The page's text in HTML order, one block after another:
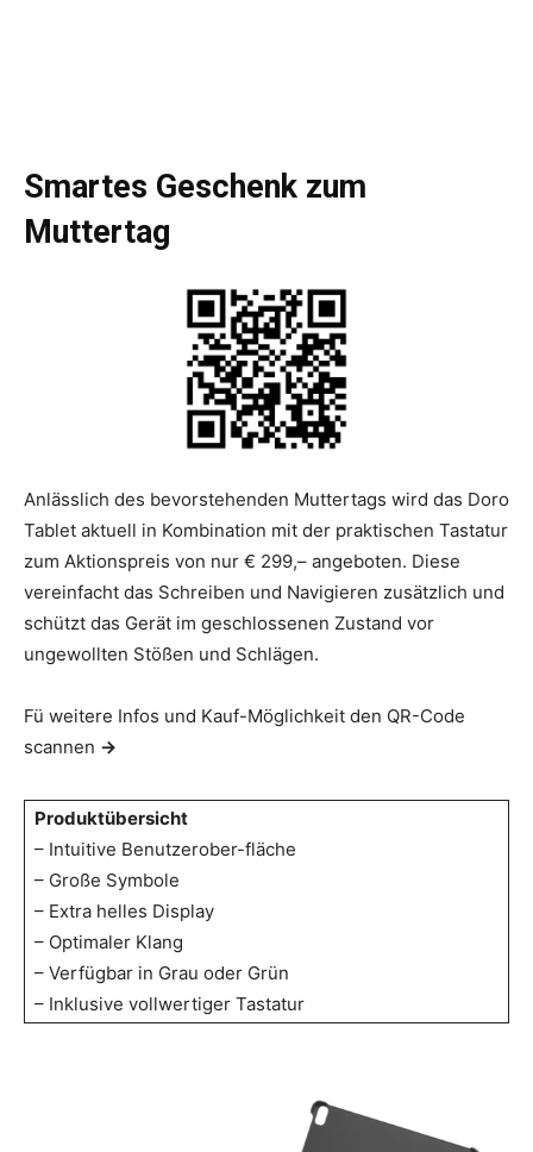
Smartes Geschenk zum
Muttertag
Anlässlich des bevorstehenden Muttertags wird das Doro
Tablet aktuell in Kombination mit der praktischen Tastatur
zum Aktionspreis von nur € 299,– angeboten. Diese
vereinfacht das Schreiben und Navigieren zusätzlich und
schützt das Gerät im geschlossenen Zustand vor
ungewollten Stößen und Schlägen.
Fü weitere Infos und Kauf-Möglichkeit den QR-Code
scannen →
Produktübersicht
– Intuitive Benutzerober-fläche
– Große Symbole
– Extra helles Display
– Optimaler Klang
– Verfügbar in Grau oder Grün
– Inklusive vollwertiger Tastatur